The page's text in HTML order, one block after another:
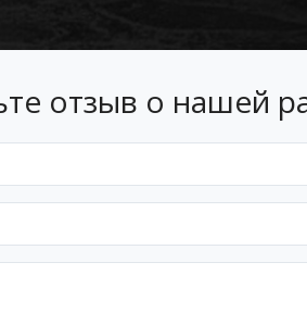
отзыв о нашей
на условиях,
документы и